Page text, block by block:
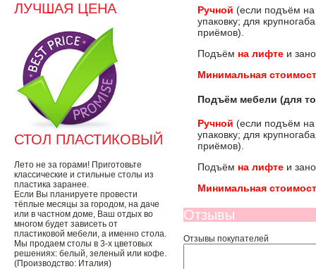
ЛУЧШАЯ ЦЕНА
СТОЛ ПЛАСТИКОВЫЙ
Лето не за горами! Приготовьте
классические и стильные столы из
пластика заранее.
Если Вы планируете провести
тёплые месяцы за городом, на даче
или в частном доме, Ваш отдых во
многом будет зависеть от
пластиковой мебели, а именно стола.
Мы продаем столы в 3-х цветовых
решениях: белый, зеленый или кофе.
(Производство: Италия)
Ручной (если подъём
упаковку; для
приёмов).
Подъём на лифте и
Минимальная
Подъём мебели (для
Ручной (если подъём
упаковку; для
приёмов).
Подъём на лифте и
Минимальная
Отзывы
Отзывы покупателей